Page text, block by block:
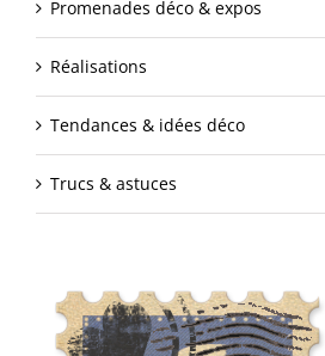
Promenades déco & expos
Réalisations
Tendances & idées déco
Trucs & astuces